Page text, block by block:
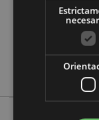
0.170000
No
No